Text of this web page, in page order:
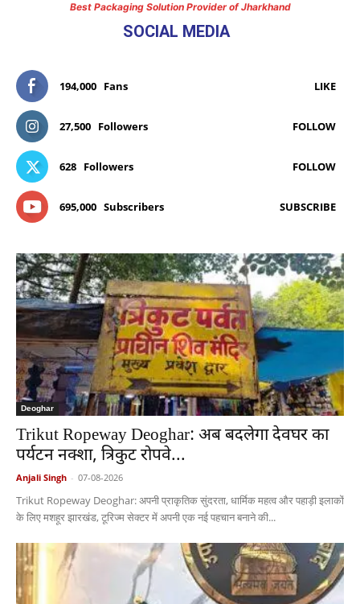
Best Packaging Solution Provider of Jharkhand
SOCIAL MEDIA
194,000 Fans LIKE
27,500 Followers FOLLOW
628 Followers FOLLOW
695,000 Subscribers SUBSCRIBE
Deoghar
Trikut Ropeway Deoghar: अब बदलेगा देवघर का
पर्यटन नक्शा, त्रिकुट रोपवे...
Anjali Singh - 07-08-2026
Trikut Ropeway Deoghar: अपनी प्राकृतिक सुंदरता, धार्मिक महत्व और पहाड़ी इलाकों
के लिए मशहूर झारखंड, टूरिज्म सेक्टर में अपनी एक नई पहचान बनाने की...